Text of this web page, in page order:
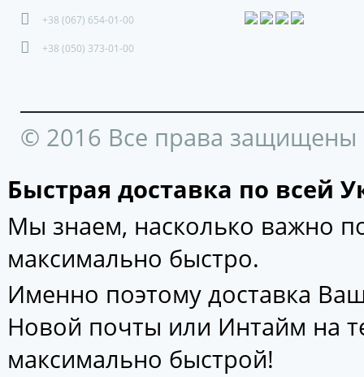
+38 (067) 654-01-00
+38 (050) 373-01-00
© 2016 Все права защищены
Быстрая доставка по всей
Мы знаем, насколько важно
максимально быстро.
Именно поэтому доставка
Новой почты или Интайм на
максимально быстрой!